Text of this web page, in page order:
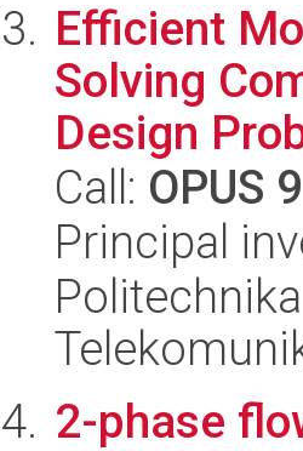
Efficient
Solving
Design
Call: OPUS 9
Principal
2-phase